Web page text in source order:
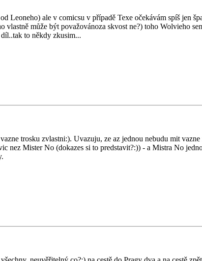
Leoneho) ale v comicsu v případě Texe očekávám spíš jen
může být považovánoza skvost ne?) toho Wolvieho
to někdy zkusim...
trosku zvlastni:). Uvazuju, ze az jednou nebudu mit vazne
nez Mister No (dokazes si to predstavit?:)) - a Mistra No